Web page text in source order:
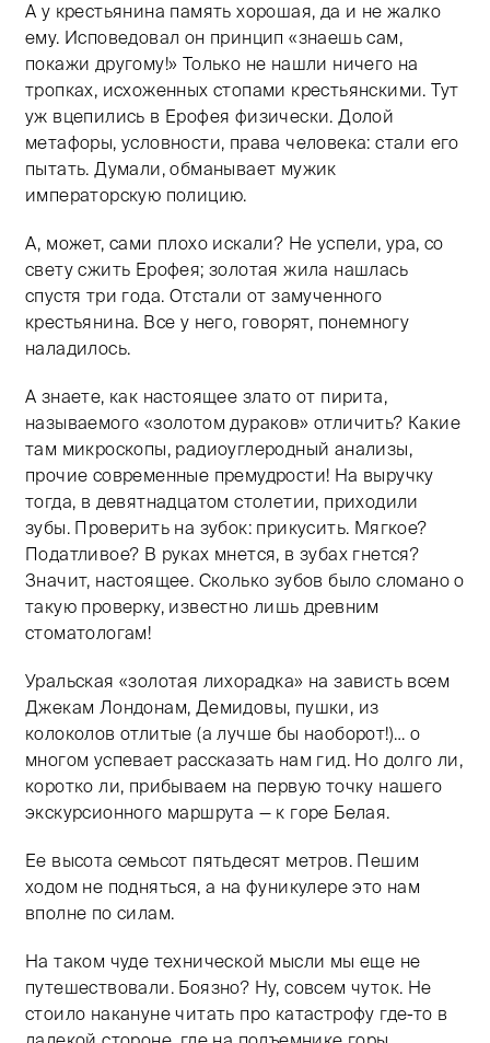
А у крестьянина память хорошая, да и не жалко
ему. Исповедовал он принцип «знаешь сам,
покажи другому!» Только не нашли ничего на
тропках, исхоженных стопами крестьянскими. Тут
уж вцепились в Ерофея физически. Долой
метафоры, условности, права человека: стали его
пытать. Думали, обманывает мужик
императорскую полицию.
А, может, сами плохо искали? Не успели, ура, со
свету сжить Ерофея; золотая жила нашлась
спустя три года. Отстали от замученного
крестьянина. Все у него, говорят, понемногу
наладилось.
А знаете, как настоящее злато от пирита,
называемого «золотом дураков» отличить? Какие
там микроскопы, радиоуглеродный анализы,
прочие современные премудрости! На выручку
тогда, в девятнадцатом столетии, приходили
зубы. Проверить на зубок: прикусить. Мягкое?
Податливое? В руках мнется, в зубах гнется?
Значит, настоящее. Сколько зубов было сломано о
такую проверку, известно лишь древним
стоматологам!
Уральская «золотая лихорадка» на зависть всем
Джекам Лондонам, Демидовы, пушки, из
колоколов отлитые (а лучше бы наоборот!)… о
многом успевает рассказать нам гид. Но долго ли,
коротко ли, прибываем на первую точку нашего
экскурсионного маршрута — к горе Белая.
Ее высота семьсот пятьдесят метров. Пешим
ходом не подняться, а на фуникулере это нам
вполне по силам.
На таком чуде технической мысли мы еще не
путешествовали. Боязно? Ну, совсем чуток. Не
стоило накануне читать про катастрофу где-то в